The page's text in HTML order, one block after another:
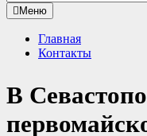
Меню
Главная
Контакты
В